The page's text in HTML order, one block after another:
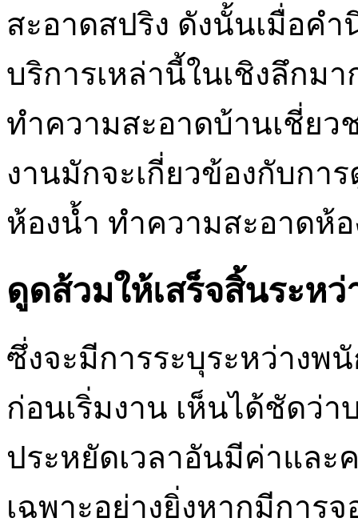
สะอาดสปริง ดังนั้นเมื่อคำ
บริการเหล่านี้ในเชิงลึกม
ทำความสะอาดบ้านเชี่ย
งานมักจะเกี่ยวข้องกับกา
ห้องน้ำ ทำความสะอาดห้
ดูดส้วมให้เสร็จสิ้นระหว่
ซึ่งจะมีการระบุระหว่างพ
ก่อนเริ่มงาน เห็นได้ชัดว่
ประหยัดเวลาอันมีค่าและ
เฉพาะอย่างยิ่งหากมีการ